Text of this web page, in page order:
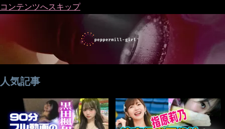
コンテンツへスキップ
人気記事